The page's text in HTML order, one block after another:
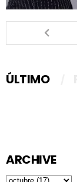
ÚLTIMO
ARCHIVE